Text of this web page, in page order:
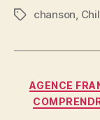
c
b
o
o
itt
Étiquettes
chanson
AGENCE